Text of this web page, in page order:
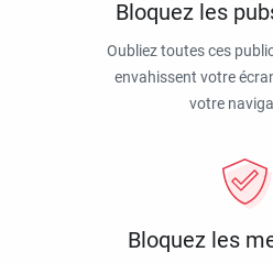
Bloquez les
Oubliez toutes ces
envahissent votre
votre
Bloquez les